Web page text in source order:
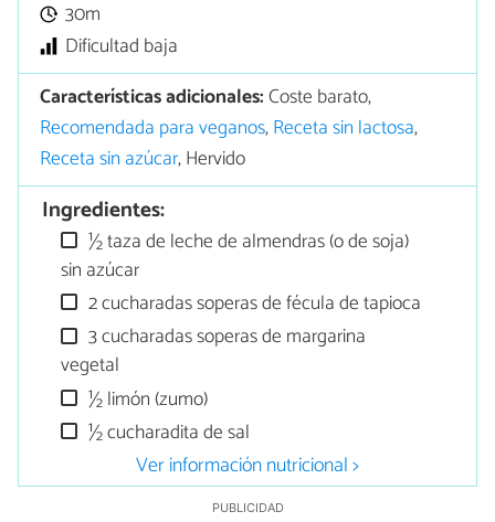
30m
Dificultad baja
Características adicionales:Coste barato,
Recomendada para veganos,Receta sin lactosa,
Receta sin azúcar, Hervido
Ingredientes:
½ taza de leche de almendras (o de soja)
sin azúcar
2 cucharadas soperas de fécula de tapioca
3 cucharadas soperas de margarina
vegetal
½ limón (zumo)
½ cucharadita de sal
Ver información nutricional >